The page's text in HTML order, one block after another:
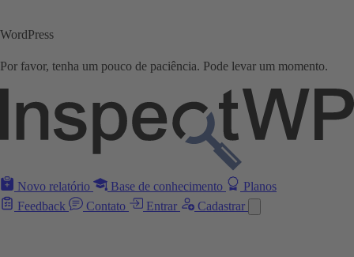
WordPress
Por favor, tenha um pouco de paciência. Pode levar um momento.
Novo relatório Base de conhecimento
Planos
Feedback
Contato Entrar Cadastrar